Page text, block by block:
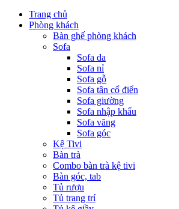
Trang chủ
Phòng khách
Bàn ghế phòng khách
Sofa
Sofa da
Sofa nỉ
Sofa gỗ
Sofa tân cổ điển
Sofa giường
Sofa nhập khẩu
Sofa văng
Sofa góc
Kệ Tivi
Bàn trà
Combo bàn trà kệ tivi
Bàn góc, tab
Tủ rượu
Tủ trang trí